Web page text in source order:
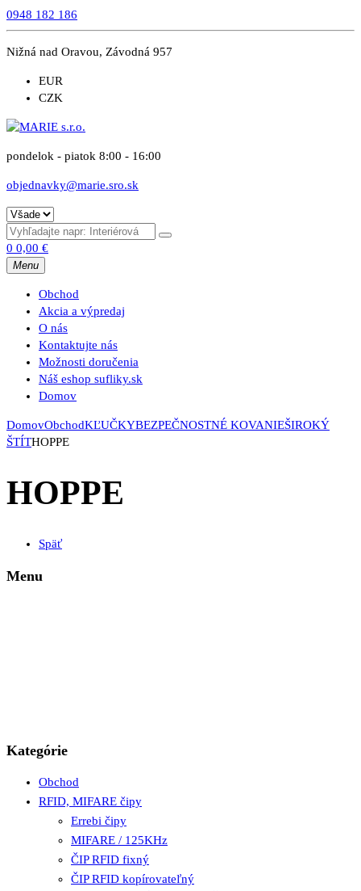
0948 182 186
Nižná nad Oravou, Závodná 957
EUR
CZK
pondelok - piatok 8:00 - 16:00
objednavky@marie.sro.sk
0 0,00 €
Menu
Obchod
Akcia a výpredaj
O nás
Kontaktujte nás
Možnosti doručenia
Náš eshop sufliky.sk
Domov
DomovObchodKĽUČKYBEZPEČNOSTNÉ KOVANIEŠIROKÝ
ŠTÍTHOPPE
HOPPE
Späť
Menu
Kategórie
Obchod
RFID, MIFARE čipy
Errebi čipy
MIFARE / 125KHz
ČIP RFID fixný
ČIP RFID kopírovateľný